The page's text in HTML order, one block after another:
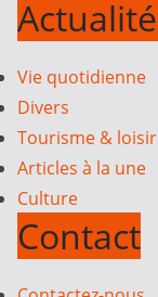
Vie quotidienne
Divers
Tourisme &
Articles à la une
Culture
Contact